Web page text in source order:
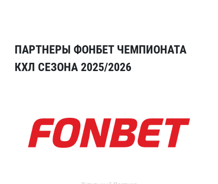
ПАРТНЕРЫ ФОНБЕТ ЧЕМПИОНАТА
КХЛ СЕЗОНА 2025/2026